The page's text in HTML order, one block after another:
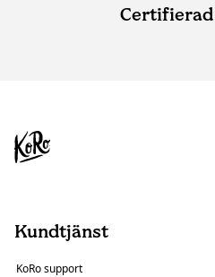
Kundtjänst
KoRo support